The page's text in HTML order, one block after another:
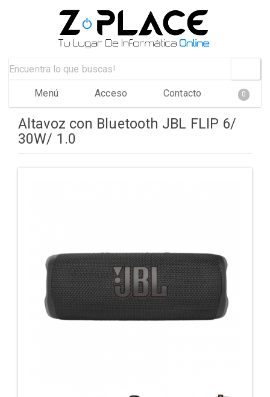
Menú Acceso Contacto 0
Altavoz con Bluetooth JBL FLIP 6/
30W/ 1.0